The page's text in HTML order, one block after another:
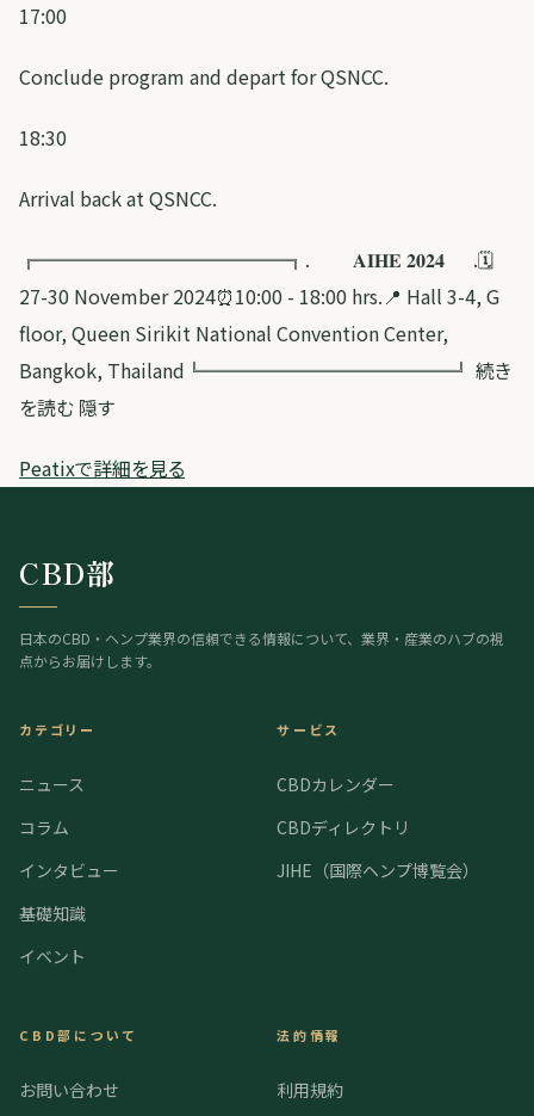
17:00
Conclude program and depart for QSNCC.
18:30
Arrival back at QSNCC.
╔═════════════╗. 𝐀𝐈𝐇𝐄 𝟐𝟎𝟐𝟒 .🗓️
27-30 November 2024⏰10:00 - 18:00 hrs.📍 Hall 3-4, G
floor, Queen Sirikit National Convention Center,
Bangkok, Thailand╚═════════════╝ 続き
を読む 隠す
Peatixで詳細を見る
CBD部
日本のCBD・ヘンプ業界の信頼できる情報について、業界・産業のハブの視
点からお届けします。
カテゴリー
ニュース
コラム
インタビュー
基礎知識
イベント
サービス
CBDカレンダー
CBDディレクトリ
JIHE（国際ヘンプ博覧会）
CBD部について
お問い合わせ
法的情報
利用規約